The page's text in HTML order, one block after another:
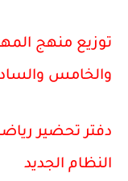
توزيع منهج
والخامس
دفتر تحضير
النظام الجديد